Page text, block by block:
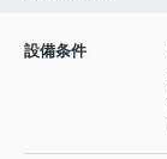
設備条件